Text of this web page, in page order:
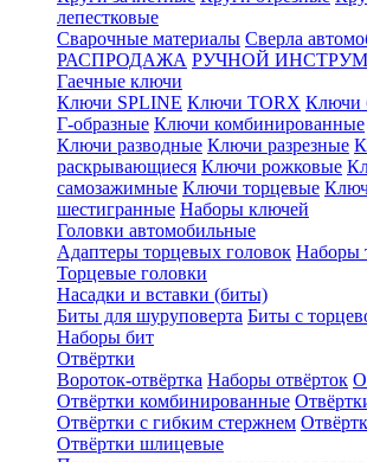
лепестковые
Сварочные материалы Сверла
РАСПРОДАЖА РУЧНОЙ
Гаечные ключи
Ключи SPLINE Ключи TORX Ключи
Г-образные Ключи комбинированные
Ключи разводные Ключи разрезные
раскрывающиеся Ключи рожковые
самозажимные Ключи торцевые
шестигранные Наборы ключей
Головки автомобильные
Адаптеры торцевых головок Наборы
Торцевые головки
Насадки и вставки (биты)
Биты для шуруповерта Биты с
Наборы бит
Отвёртки
Вороток-отвёртка Наборы отвёрток
Отвёртки комбинированные
Отвёртки с гибким стержнем
Отвёртки шлицевые